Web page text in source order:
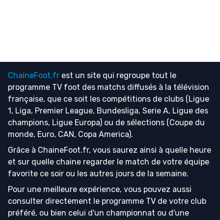
ChaineFoot.fr est un site qui regroupe tout le
programme TV foot des matchs diffusés à la télévision
française, que ce soit les compétitions de clubs (Ligue
1, Liga, Premier League, Bundesliga, Serie A, Ligue des
champions, Ligue Europa) ou de sélections (Coupe du
monde, Euro, CAN, Copa America).
Grâce à ChaineFoot.fr, vous saurez ainsi à quelle heure
et sur quelle chaine regarder le match de votre équipe
favorite ce soir ou les autres jours de la semaine.
Pour une meilleure expérience, vous pouvez aussi
consulter directement le programme TV de votre club
préféré, ou bien celui d'un championnat ou d'une